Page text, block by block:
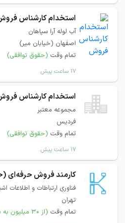
استخدام کارشناس
آب لوله آرا سپاهان
اصفهان (خیابان میر)
تمام وقت (حقوق توافقی)
۱۷ ساعت پیش
استخدام کارشناس
مجموعه معتبر
فردیس
تمام وقت (حقوق توافقی)
۱۷ ساعت پیش
کارمند فروش حرفه‌ای
فناوری ارتباطات و اطلاعات
تهران
تمام وقت (از ۳۰ میلیون به بالا)